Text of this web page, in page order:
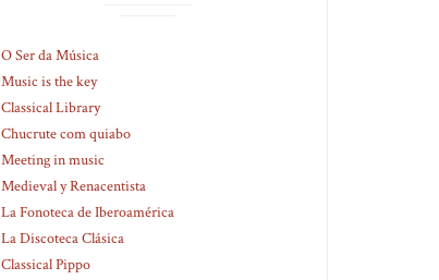
O Ser da Música
Music is the key
Classical Library
Chucrute com quiabo
Meeting in music
Medieval y Renacentista
La Fonoteca de Iberoamérica
La Discoteca Clásica
Classical Pippo